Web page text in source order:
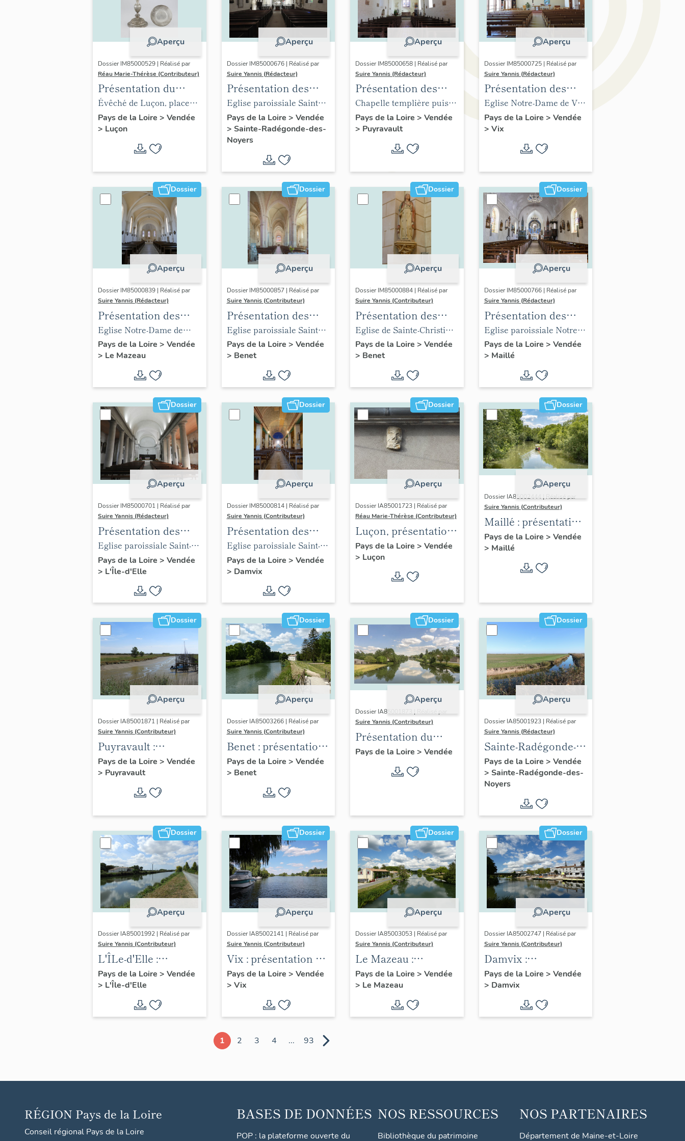
Aperçu
Dossier IM85000529 | Réalisé par
Réau Marie-Thérèse (Contributeur)
Présentation du
mobilier de l'évêché
de Luçon
Évêché de Luçon, place
Leclerc
Pays de la Loire > Vendée
> Luçon
Aperçu
Dossier IM85000676 | Réalisé par
Suire Yannis (Rédacteur)
Présentation des
objets mobiliers de
l'église de Sainte-
Radégonde-des-
Noyers
Eglise paroissiale Sainte
Radegonde de Sainte-
Radégonde-des-Noyers
Pays de la Loire > Vendée
> Sainte-Radégonde-des-
Noyers
Aperçu
Dossier IM85000658 | Réalisé par
Suire Yannis (Rédacteur)
Présentation des
objets mobiliers de
l'église de Puyravault
Chapelle templière puis
église paroissiale Notre-
Dame de Puyravault
Pays de la Loire > Vendée
> Puyravault
Aperçu
Dossier IM85000725 | Réalisé par
Suire Yannis (Rédacteur)
Présentation des
objets mobiliers de
l'église de Vix
Eglise Notre-Dame de Vix
(ancienne) (vestiges),
abside
Pays de la Loire > Vendée
> Vix
Dossier
Aperçu
Dossier IM85000839 | Réalisé par
Suire Yannis (Rédacteur)
Présentation des
objets mobiliers de
l'église du Mazeau
Eglise Notre-Dame de
l'Immaculée Conception
du Mazeau
Pays de la Loire > Vendée
> Le Mazeau
Dossier
Aperçu
Dossier IM85000857 | Réalisé par
Suire Yannis (Contributeur)
Présentation des
objets mobiliers de
l'église Sainte-
Eulalie de Benet
Eglise paroissiale Sainte-
Eulalie de Benet
Pays de la Loire > Vendée
> Benet
Dossier
Aperçu
Dossier IM85000884 | Réalisé par
Suire Yannis (Contributeur)
Présentation des
objets mobiliers de
l'église de Sainte-
Christine
Eglise de Sainte-Christine,
place Gabriel-Delaunay
Pays de la Loire > Vendée
> Benet
Dossier
Aperçu
Dossier IM85000766 | Réalisé par
Suire Yannis (Rédacteur)
Présentation des
objets mobiliers de
l'église paroissiale
Notre-Dame de
l'Assomption de
Maillé
Eglise paroissiale Notre-
Dame de l'Assomption de
Maillé
Pays de la Loire > Vendée
> Maillé
Dossier
Aperçu
Dossier IM85000701 | Réalisé par
Suire Yannis (Rédacteur)
Présentation des
objets mobiliers de
l'église de L'Île-d'Elle
Eglise paroissiale Saint-
Hilaire de L'Île-d'Elle
Pays de la Loire > Vendée
> L'Île-d'Elle
Dossier
Aperçu
Dossier IM85000814 | Réalisé par
Suire Yannis (Contributeur)
Présentation des
objets mobiliers de
l'église de Damvix
Eglise paroissiale Saint-
Guy de Damvix
Pays de la Loire > Vendée
> Damvix
Dossier
Aperçu
Dossier IA85001723 | Réalisé par
Réau Marie-Thérèse (Contributeur)
Luçon, présentation
du territoire
communal
Pays de la Loire > Vendée
> Luçon
Dossier
Aperçu
Dossier IA85002444 | Réalisé par
Suire Yannis (Contributeur)
Maillé : présentation
de la commune
Pays de la Loire > Vendée
> Maillé
Dossier
Aperçu
Dossier IA85001871 | Réalisé par
Suire Yannis (Contributeur)
Puyravault :
présentation de la
commune
Pays de la Loire > Vendée
> Puyravault
Dossier
Aperçu
Dossier IA85003266 | Réalisé par
Suire Yannis (Contributeur)
Benet : présentation
de la commune
Pays de la Loire > Vendée
> Benet
Dossier
Aperçu
Dossier IA85001873 | Réalisé par
Suire Yannis (Contributeur)
Présentation du
territoire de la Vallée
de la Sèvre Niortaise
dans le Marais
Pays de la Loire > Vendée
Dossier
Aperçu
Dossier IA85001923 | Réalisé par
Suire Yannis (Rédacteur)
Sainte-Radégonde-
des-Noyers :
présentation de la
commune
Pays de la Loire > Vendée
> Sainte-Radégonde-des-
Noyers
Dossier
Aperçu
Dossier IA85001992 | Réalisé par
Suire Yannis (Contributeur)
L'ÎLe-d'Elle :
présentation de la
commune
Pays de la Loire > Vendée
> L'Île-d'Elle
Dossier
Aperçu
Dossier IA85002141 | Réalisé par
Suire Yannis (Contributeur)
Vix : présentation de
la commune
Pays de la Loire > Vendée
> Vix
Dossier
Aperçu
Dossier IA85003053 | Réalisé par
Suire Yannis (Contributeur)
Le Mazeau :
présentation de la
commune
Pays de la Loire > Vendée
> Le Mazeau
Dossier
Aperçu
Dossier IA85002747 | Réalisé par
Suire Yannis (Contributeur)
Damvix :
présentation de la
commune
Pays de la Loire > Vendée
> Damvix
1 2 3 4 ... 93
RÉGION Pays de la Loire
Conseil régional Pays de la Loire
BASES DE DONNÉES
POP : la plateforme ouverte du
NOS RESSOURCES
Bibliothèque du patrimoine
NOS PARTENAIRES
Département de Maine-et-Loire